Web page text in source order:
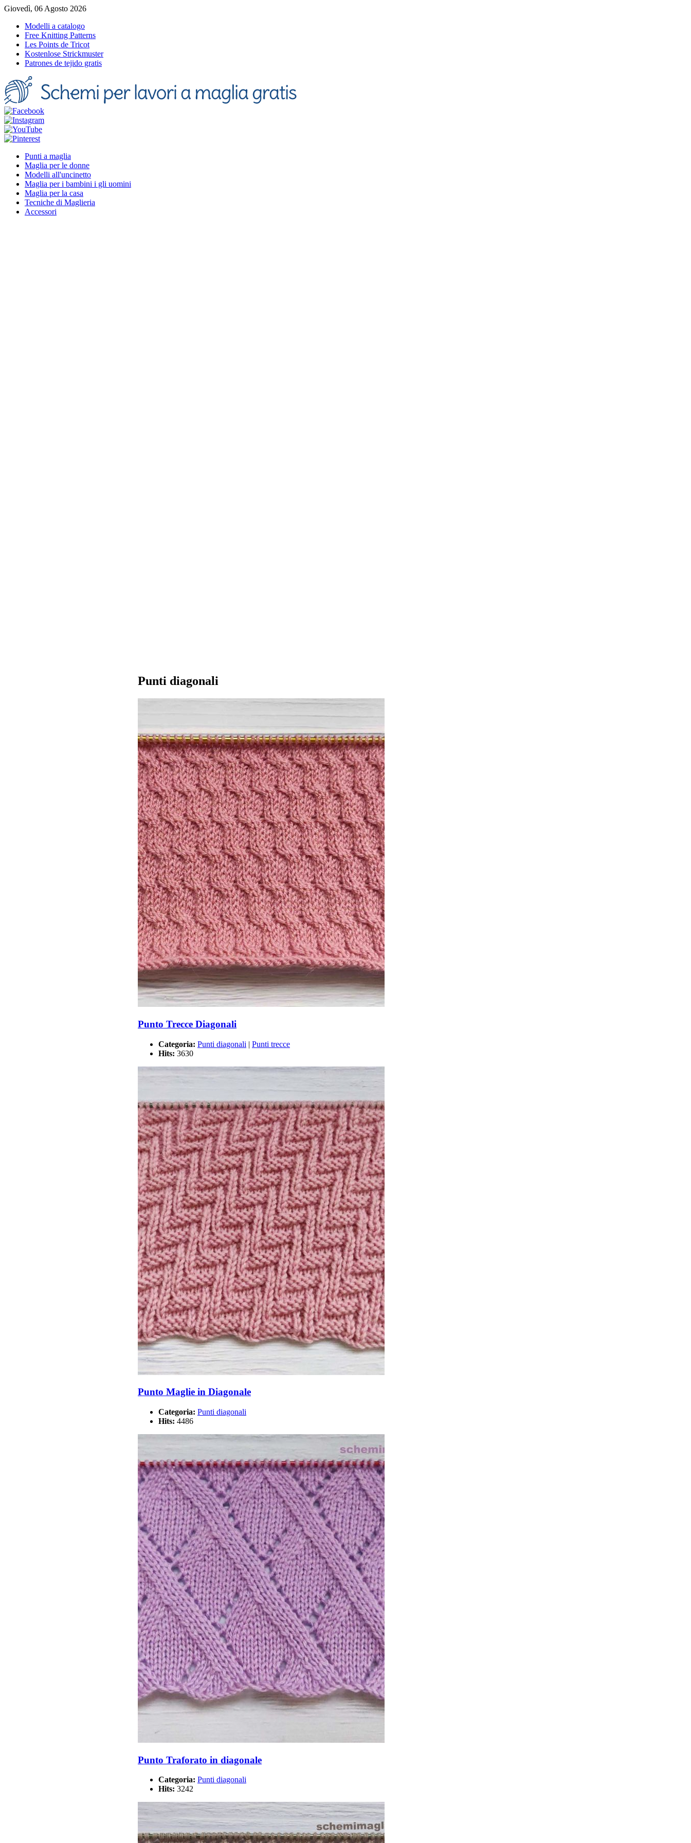
Giovedì, 06 Agosto 2026
Modelli a catalogo
Free Knitting Patterns
Les Points de Tricot
Kostenlose Strickmuster
Patrones de tejido gratis
Punti a maglia
Maglia per le donne
Modelli all'uncinetto
Maglia per i bambini i gli uomini
Maglia per la casa
Tecniche di Maglieria
Accessori
Punti diagonali
Punto Trecce Diagonali
Categoria: Punti diagonali | Punti trecce
Hits: 3630
Punto Maglie in Diagonale
Categoria: Punti diagonali
Hits: 4486
Punto Traforato in diagonale
Categoria: Punti diagonali
Hits: 3242